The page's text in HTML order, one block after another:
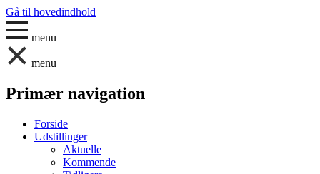
Gå til hovedindhold
menu
menu
Primær navigation
Forside
Udstillinger
Aktuelle
Kommende